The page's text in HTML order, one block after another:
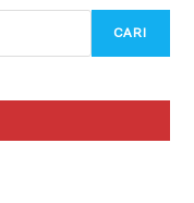
CARI